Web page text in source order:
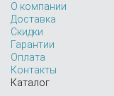
О компании
Доставка
Скидки
Гарантии
Оплата
Контакты
Каталог